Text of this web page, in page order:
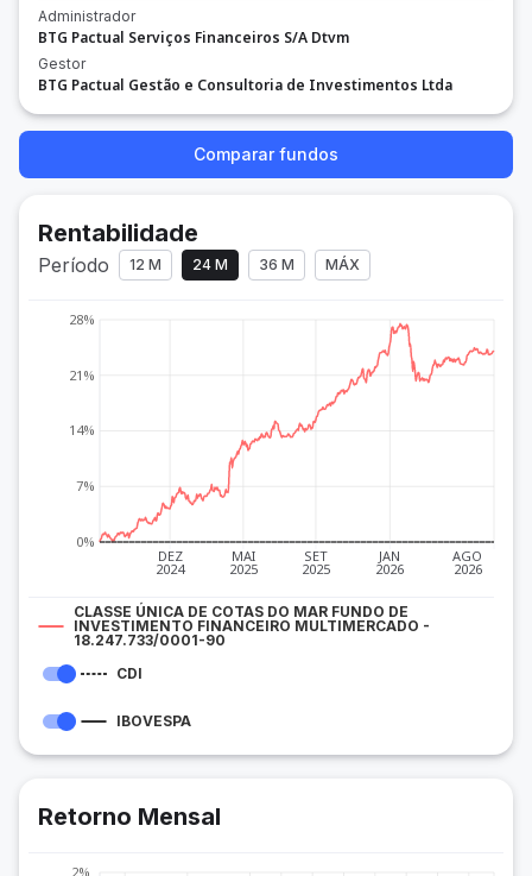
Administrador
BTG Pactual Serviços Financeiros S/A Dtvm
Gestor
BTG Pactual Gestão e Consultoria de Investimentos Ltda
Comparar fundos
Rentabilidade
Período 12 M 24 M 36 M MÁX
DEZ
2024
MAI
2025
SET
2025
JAN
2026
AGO
2026
0%
7%
14%
21%
28%
CLASSE ÚNICA DE COTAS DO MAR FUNDO DE
INVESTIMENTO FINANCEIRO MULTIMERCADO -
18.247.733/0001-90
CDI
IBOVESPA
Retorno Mensal
2%